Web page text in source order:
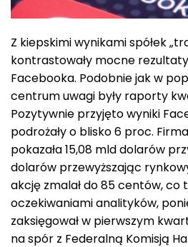
Z kiepskimi wynikami spółek
kontrastowały mocne
Facebooka. Podobnie jak w
centrum uwagi były raporty
Pozytywnie przyjęto wyniki
podrożały o blisko 6 proc.
pokazała 15,08 mld dolarów
dolarów przewyższając
akcję zmalał do 85 centów, co
oczekiwaniami analityków,
zaksięgował w pierwszym
na spór z Federalną Komisją